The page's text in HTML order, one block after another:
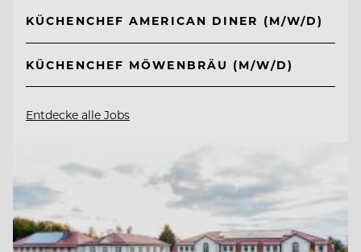
KÜCHENCHEF AMERICAN DINER (M/W/D)
KÜCHENCHEF MÖWENBRÄU (M/W/D)
Entdecke alle Jobs